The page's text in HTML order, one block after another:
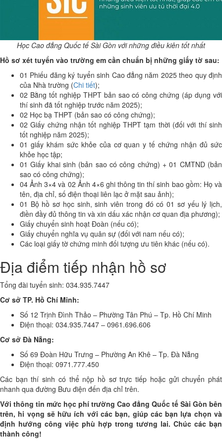
Học Cao đẳng Quốc tế Sài Gòn với những điều kiên tốt nhất
Hồ sơ xét tuyển vào trường em cần chuẩn bị những giấy tờ sau:
01 Phiếu đăng ký tuyển sinh Cao đẳng năm 2025 theo quy định
của Nhà trường (Chi tiết);
02 Bằng tốt nghiệp THPT bản sao có công chứng (áp dụng với
thí sinh đã tốt nghiệp trước năm 2025);
02 Học bạ THPT (bản sao có công chứng);
02 Giấy chứng nhận tốt nghiệp THPT tạm thời (đối với thí sinh
tốt nghiệp năm 2025);
01 giấy khám sức khỏe của cơ quan y tế chứng nhận đủ sức
khỏe học tập;
01 Giấy khai sinh (bản sao có công chứng) + 01 CMTND (bản
sao có công chứng);
04 Ảnh 3×4 và 02 Ảnh 4×6 ghi thông tin thí sinh bao gồm: Họ và
tên, địa chỉ, số điện thoại liên lạc ở mặt sau ảnh);
01 Bộ hồ sơ học sinh, sinh viên trong đó có 01 sơ yếu lý lịch,
điền đầy đủ thông tin và xin dấu xác nhận cơ quan địa phương);
Giấy chuyển sinh hoạt Đoàn (nếu có);
Giấy chuyển nghĩa vụ quân sự (đối với nam nếu có);
Các loại giấy tờ chứng minh đối tượng ưu tiên khác (nếu có).
Địa điểm tiếp nhận hồ sơ
Tổng đài tuyển sinh: 034.935.7447
Cơ sở TP. Hồ Chí Minh:
Số 12 Trịnh Đình Thảo – Phường Tân Phú – Tp. Hồ Chí Minh
Điện thoại: 034.935.7447 – 0961.696.606
Cơ sở Đà Nẵng:
Số 69 Đoàn Hữu Trưng – Phường An Khê – Tp. Đà Nẵng
Điện thoại: 0971.777.450
Các bạn thí sinh có thể nộp hồ sơ trực tiếp hoặc gửi chuyển phát
nhanh qua đường Bưu điện đến địa chỉ trên.
Với thông tin mức học phí trường Cao đẳng Quốc tế Sài Gòn bên
trên, hi vọng sẽ hữu ích với các bạn, giúp các bạn lựa chọn và
định hướng công việc phù hợp trong tương lai. Chúc các bạn
thành công!